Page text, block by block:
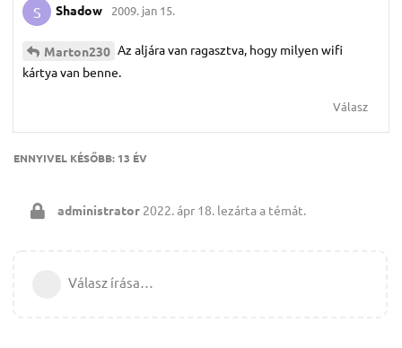
S Shadow 2009. jan 15.
Marton230 Az aljára van ragasztva, hogy milyen wifi
kártya van benne.
Válasz
ENNYIVEL KÉSŐBB: 13 ÉV
administrator 2022. ápr 18. lezárta a témát.
Válasz írása…